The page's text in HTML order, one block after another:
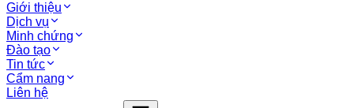
Giới thiệu
Dịch vụ
Minh chứng
Đào tạo
Tin tức
Cẩm nang
Liên hệ